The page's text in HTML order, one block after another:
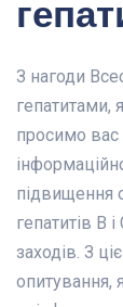
З нагоди
гепатитами,
просимо вас
підвищення
гепатитів В
заходів. З
опитування,